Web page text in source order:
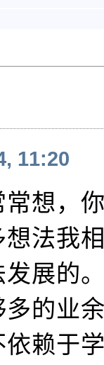
11:20
想，
法我
发展的
的业
赖于